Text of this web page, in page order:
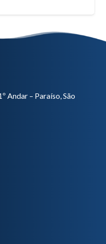
Andar – Paraíso, São